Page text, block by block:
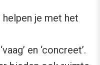
je met het
en ‘concreet’.